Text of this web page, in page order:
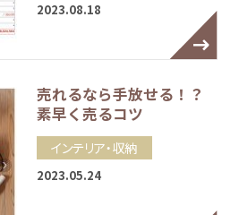
2023.08.18
売れるなら手放せる！？
素早く売るコツ
インテリア・収納
2023.05.24